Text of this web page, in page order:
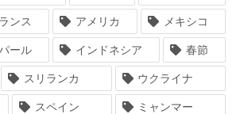
ンス アメリカ メキシコ
ール インドネシア 春節
スリランカ ウクライナ
スペイン ミャンマー